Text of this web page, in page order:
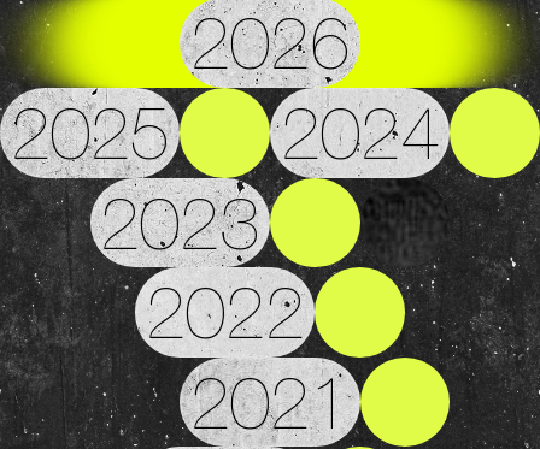
2026
2025
2024
2023
2022
2021